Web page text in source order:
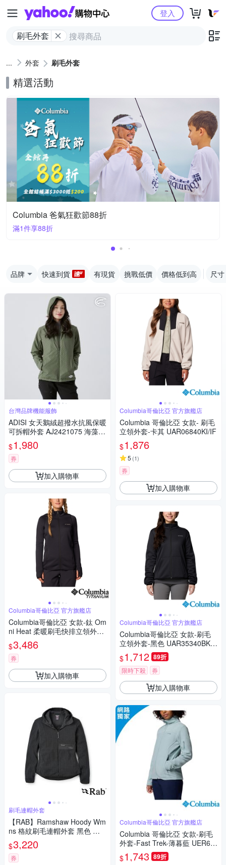
Yahoo購物中心
刷毛外套
登入
外套 刷毛外套
精選活動
Columbia 爸氣狂歡節88折
滿1件享88折
品牌 快速到貨 有現貨 挑戰低價 價格低到高 尺寸
台灣品牌機能服飾
ADISI 女天鵝絨超撥水抗風保暖
可拆帽外套 AJ2421075 海藻綠
(S-2XL)｜防潑水 防風 磨毛 快
乾
$1,980
券
加入購物車
Columbia哥倫比亞 官方旗艦店
Columbia哥倫比亞 女款-鈦 Om
ni Heat 柔暖刷毛快排立領外套-
黑色 UAR08850BK/IF
$3,486
券
加入購物車
刷毛連帽外套
【RAB】Ramshaw Hoody Wm
ns 格紋刷毛連帽外套 黑色 女
款 #QFG75
$3,220
券
Columbia哥倫比亞 官方旗艦店
Columbia 哥倫比亞 女款- 刷毛
立領外套-卡其 UAR06840KI/IF
$1,876
5 (1)
券
加入購物車
Columbia哥倫比亞 官方旗艦店
Columbia哥倫比亞 女款-刷毛
立領外套-黑色 UAR35340BK/I
$1,712 89折
限時下殺 券
加入購物車
Columbia哥倫比亞 官方旗艦店
Columbia 哥倫比亞 女款-刷毛
外套-Fast Trek-薄暮藍 UER60
810DE/JF
$1,743 89折